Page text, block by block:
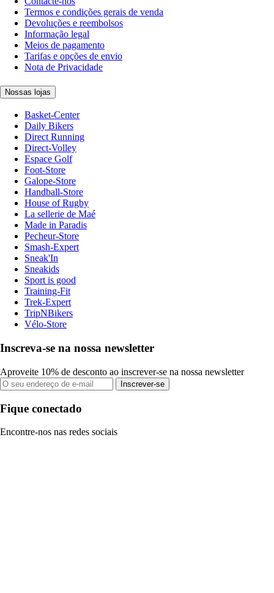
Termos e condições gerais de venda
Devoluções e reembolsos
Informação legal
Meios de pagamento
Tarifas e opções de envio
Nota de Privacidade
Nossas lojas
Basket-Center
Daily Bikers
Direct Running
Direct-Volley
Espace Golf
Foot-Store
Galope-Store
Handball-Store
House of Rugby
La sellerie de Maé
Made in Paradis
Pecheur-Store
Smash-Expert
Sneak'In
Sneakids
Sport is good
Training-Fit
Trek-Expert
TripNBikers
Vélo-Store
Inscreva-se na nossa newsletter
Aproveite 10% de desconto ao inscrever-se na nossa newsletter
Inscrever-se
Fique conectado
Encontre-nos nas redes sociais